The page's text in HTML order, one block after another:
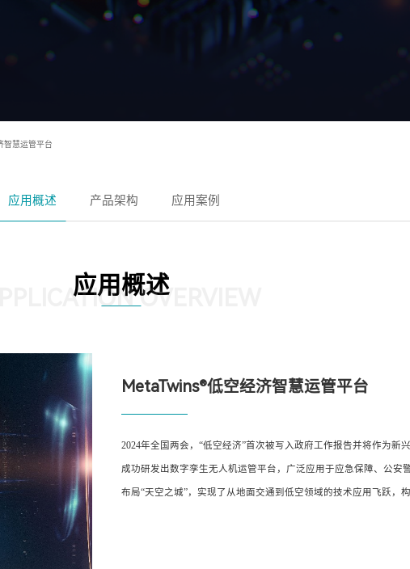
智慧运管平台
应用概述 产品架构 应用案例
应用概述OVERVIEW
MetaTwins®低空经济智慧运管平台
2024年全国两会，“低空经济”首次被写入政府工作报告并将作为新
成功研发出数字孪生无人机运管平台，广泛应用于应急保障、公安
布局“天空之城”，实现了从地面交通到低空领域的技术应用飞跃，